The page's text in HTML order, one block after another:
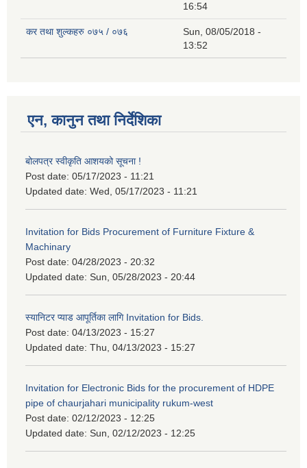
16:54
कर तथा शुल्कहरु ०७५ / ०७६
Sun, 08/05/2018 -
13:52
एन, कानुन तथा निर्देशिका
बोलपत्र स्वीकृति आशयको सूचना !
Post date: 05/17/2023 - 11:21
Updated date: Wed, 05/17/2023 - 11:21
Invitation for Bids Procurement of Furniture Fixture &
Machinary
Post date: 04/28/2023 - 20:32
Updated date: Sun, 05/28/2023 - 20:44
स्यानिटर प्याड आपूर्तिका लागि Invitation for Bids.
Post date: 04/13/2023 - 15:27
Updated date: Thu, 04/13/2023 - 15:27
Invitation for Electronic Bids for the procurement of HDPE
pipe of chaurjahari municipality rukum-west
Post date: 02/12/2023 - 12:25
Updated date: Sun, 02/12/2023 - 12:25